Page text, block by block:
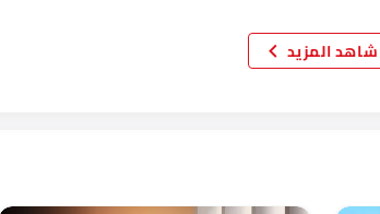
شاهد المزيد